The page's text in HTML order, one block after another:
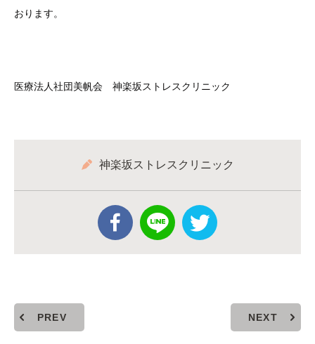
おります。
医療法人社団美帆会 神楽坂ストレスクリニック
神楽坂ストレスクリニック
PREV NEXT